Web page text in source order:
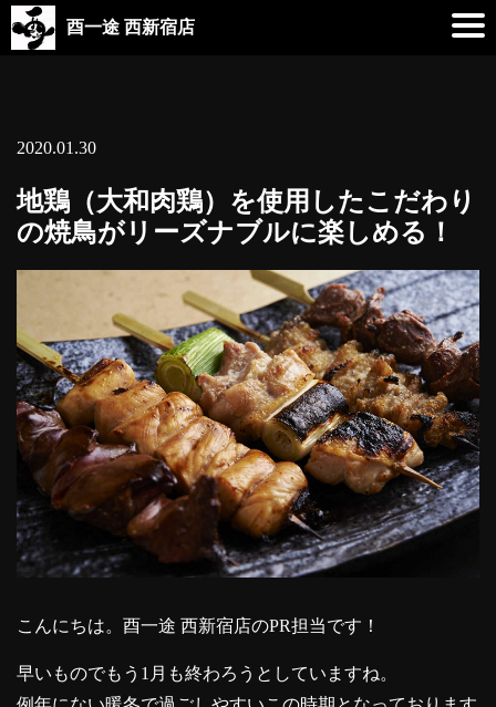
酉一途 西新宿店
2020.01.30
地鶏（大和肉鶏）を使用したこだわり
の焼鳥がリーズナブルに楽しめる！
こんにちは。酉一途 西新宿店のPR担当です！
早いものでもう1月も終わろうとしていますね。